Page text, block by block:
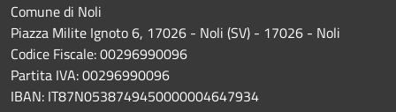
Comune di Noli
Piazza Milite Ignoto 6, 17026 - Noli (SV) - 17026 - Noli
Codice Fiscale: 00296990096
Partita IVA: 00296990096
IBAN: IT87N0538749450000004647934